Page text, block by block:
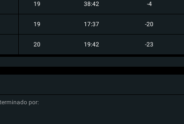
19 38:42 -4
19 17:37 -20
20 19:42 -23
por: